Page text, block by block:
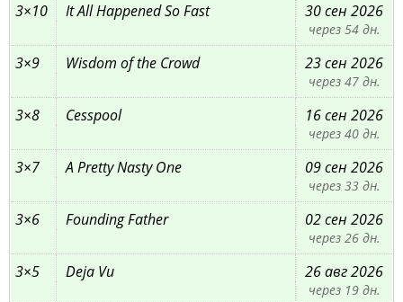
3×10 It All Happened So Fast 30 сен 2026
через 54 дн.
3×9 Wisdom of the Crowd 23 сен 2026
через 47 дн.
3×8 Cesspool 16 сен 2026
через 40 дн.
3×7 A Pretty Nasty One 09 сен 2026
через 33 дн.
3×6 Founding Father 02 сен 2026
через 26 дн.
3×5 Deja Vu 26 авг 2026
через 19 дн.